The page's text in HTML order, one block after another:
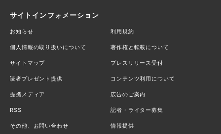
サイトインフォメーション
お知らせ 利用規約
個人情報の取り扱いについて 著作権と転載について
サイトマップ プレスリリース受付
読者プレゼント提供 コンテンツ利用について
提携メディア 広告のご案内
RSS 記者・ライター募集
その他、お問い合わせ 情報提供